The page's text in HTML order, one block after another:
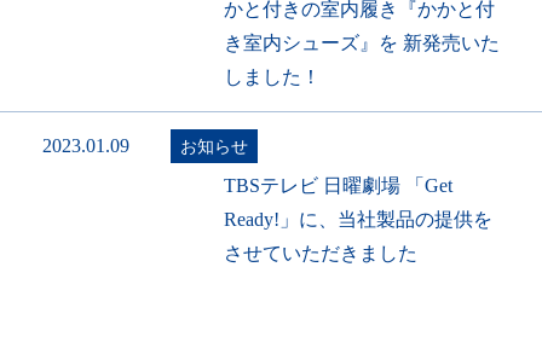
かと付きの室内履き『かかと付
き室内シューズ』を 新発売いた
しました！
2023.01.09 お知らせ
TBSテレビ 日曜劇場 「Get
Ready!」に、当社製品の提供を
させていただきました